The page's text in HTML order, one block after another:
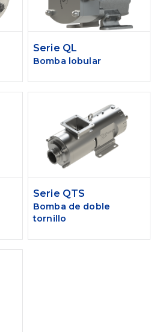
Serie QL
Bomba lobular
Serie QTS
Bomba de doble
tornillo